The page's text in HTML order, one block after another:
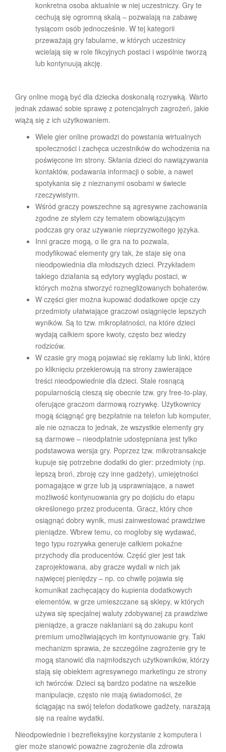
konkretna osoba aktualnie w niej uczestniczy. Gry te
cechują się ogromną skalą – pozwalają na zabawę
tysiącom osób jednocześnie. W tej kategorii
przeważają gry fabularne, w których uczestnicy
wcielają się w role fikcyjnych postaci i wspólnie tworzą
lub kontynuują akcję.
Gry online mogą być dla dziecka doskonałą rozrywką. Warto
jednak zdawać sobie sprawę z potencjalnych zagrożeń, jakie
wiążą się z ich użytkowaniem.
Wiele gier online prowadzi do powstania wirtualnych
społeczności i zachęca uczestników do wchodzenia na
poświęcone im strony. Skłania dzieci do nawiązywania
kontaktów, podawania informacji o sobie, a nawet
spotykania się z nieznanymi osobami w świecie
rzeczywistym.
Wśród graczy powszechne są agresywne zachowania
zgodne ze stylem czy tematem obowiązującym
podczas gry oraz używanie nieprzyzwoitego języka.
Inni gracze mogą, o ile gra na to pozwala,
modyfikować elementy gry tak, że staje się ona
nieodpowiednia dla młodszych dzieci. Przykładem
takiego działania są edytory wyglądu postaci, w
których można stworzyć roznegliżowanych bohaterów.
W części gier można kupować dodatkowe opcje czy
przedmioty ułatwiające graczowi osiągnięcie lepszych
wyników. Są to tzw. mikropłatności, na które dzieci
wydają całkiem spore kwoty, często bez wiedzy
rodziców.
W czasie gry mogą pojawiać się reklamy lub linki, które
po kliknięciu przekierowują na strony zawierające
treści nieodpowiednie dla dzieci. Stale rosnącą
popularnością cieszą się obecnie tzw. gry free-to-play,
oferujące graczom darmową rozrywkę. Użytkownicy
mogą ściągnąć grę bezpłatnie na telefon lub komputer,
ale nie oznacza to jednak, że wszystkie elementy gry
są darmowe – nieodpłatnie udostępniana jest tylko
podstawowa wersja gry. Poprzez tzw. mikrotransakcje
kupuje się potrzebne dodatki do gier: przedmioty (np.
lepszą broń, zbroję czy inne gadżety), umiejętności
pomagające w grze lub ją usprawniające, a nawet
możliwość kontynuowania gry po dojściu do etapu
określonego przez producenta. Gracz, który chce
osiągnąć dobry wynik, musi zainwestować prawdziwe
pieniądze. Wbrew temu, co mogłoby się wydawać,
tego typu rozrywka generuje całkiem pokaźne
przychody dla producentów. Część gier jest tak
zaprojektowana, aby gracze wydali w nich jak
najwięcej pieniędzy – np. co chwilę pojawia się
komunikat zachęcający do kupienia dodatkowych
elementów, w grze umieszczane są sklepy, w których
używa się specjalnej waluty zdobywanej za prawdziwe
pieniądze, a gracze nakłaniani są do zakupu kont
premium umożliwiających im kontynuowanie gry. Taki
mechanizm sprawia, że szczególne zagrożenie gry te
mogą stanowić dla najmłodszych użytkowników, którzy
stają się obiektem agresywnego marketingu ze strony
ich twórców. Dzieci są bardzo podatne na wszelkie
manipulacje, często nie mają świadomości, że
ściągając na swój telefon dodatkowe gadżety, narażają
się na realne wydatki.
Nieodpowiednie i bezrefleksyjne korzystanie z komputera i
gier może stanowić poważne zagrożenie dla zdrowia